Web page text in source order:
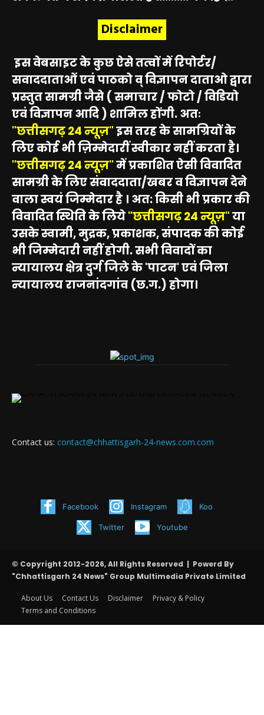
Disclaimer
इस वेबसाइट के कुछ ऐसे तत्वों में रिपोर्टर/
सवाददाताओं एवं पाठको व् विज्ञापन दाताओ द्वारा
प्रस्तुत सामग्री जैसे ( समाचार / फोटो / विडियो
एवं विज्ञापन आदि ) शामिल होंगी. अतः
"छत्तीसगढ़ 24 न्यूज़"इस तरह के सामग्रियों के
लिए कोई भी ज़िम्मेदारीं स्वीकार नहीं करता है।
"छत्तीसगढ़ 24 न्यूज़"में प्रकाशित ऐसी विवादित
सामग्री के लिए संवाददाता/खबर व विज्ञापन देने
वाला स्वयं जिम्मेदार है । अत: किसी भी प्रकार की
विवादित स्थिति के लिये"छत्तीसगढ़ 24 न्यूज़"या
उसके स्वामी, मुद्रक, प्रकाशक, संपादक की कोई
भी जिम्मेदारी नहीं होगी. सभी विवादों का
न्यायालय क्षेत्र दुर्ग जिले के 'पाटन' एवं जिला
न्यायालय राजनांदगांव (छ.ग.) होगा।
Contact us: contact@chhattisgarh-24-news.com.com
Facebook Instagram Koo
Twitter Youtube
© Copyright 2012-2026, All Rights Reserved | Powerd By
"Chhattisgarh 24 News" Group Multimedia Private Limited
About Us Contact Us Disclaimer
Privacy & Policy
Terms and Conditions